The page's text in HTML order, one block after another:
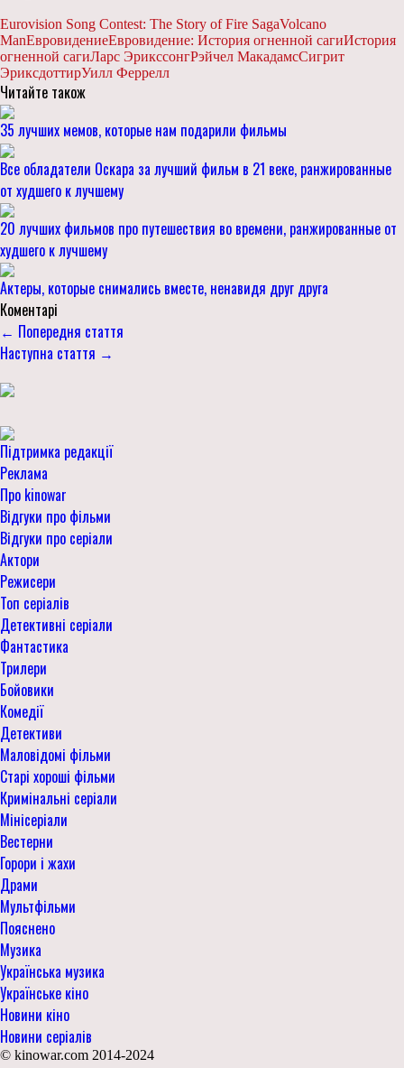
Eurovision Song Contest: The Story of Fire SagaVolcano
ManЕвровидениеЕвровидение: История огненной сагиИстория
огненной сагиЛарс ЭрикссонгРэйчел МакадамсСигрит
ЭриксдоттирУилл Феррелл
Читайте також
35 лучших мемов, которые нам подарили фильмы
Все обладатели Оскара за лучший фильм в 21 веке, ранжированные
от худшего к лучшему
20 лучших фильмов про путешествия во времени, ранжированные от
худшего к лучшему
Актеры, которые снимались вместе, ненавидя друг друга
Коментарі
← Попередня стаття
Наступна стаття →
Підтримка редакції
Реклама
Про kinowar
Відгуки про фільми
Відгуки про серіали
Актори
Режисери
Топ серіалів
Детективні серіали
Фантастика
Трилери
Бойовики
Комедії
Детективи
Маловідомі фільми
Старі хороші фільми
Кримінальні серіали
Мінісеріали
Вестерни
Горори і жахи
Драми
Мультфільми
Пояснено
Музика
Українська музика
Українське кіно
Новини кіно
Новини серіалів
© kinowar.com 2014-2024